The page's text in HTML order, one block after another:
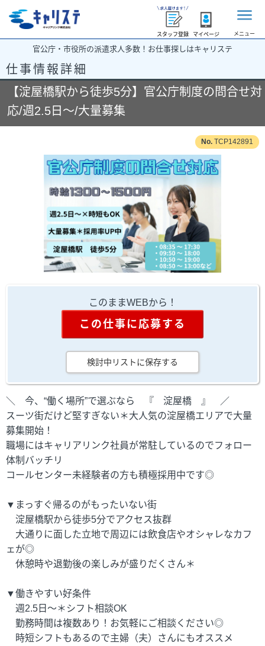
スタッフ登録 マイページ メニュー
官公庁・市役所の派遣求人多数！お仕事探しはキャリステ
仕事情報詳細
【淀屋橋駅から徒歩5分】官公庁制度の問合せ対
応/週2.5日～/大量募集
TCP142891
このままWEBから！
この仕事に応募する
検討中リストに保存する
＼ 今、“働く場所”で選ぶなら 『 淀屋橋 』 ／
スーツ街だけど堅すぎない＊大人気の淀屋橋エリアで大量
募集開始！
職場にはキャリアリンク社員が常駐しているのでフォロー
体制バッチリ
コールセンター未経験者の方も積極採用中です◎
▼まっすぐ帰るのがもったいない街
淀屋橋駅から徒歩5分でアクセス抜群
大通りに面した立地で周辺には飲食店やオシャレなカフ
ェが◎
休憩時や退勤後の楽しみが盛りだくさん＊
▼働きやすい好条件
週2.5日～＊シフト相談OK
勤務時間は複数あり！お気軽にご相談ください◎
時短シフトもあるので主婦（夫）さんにもオススメ